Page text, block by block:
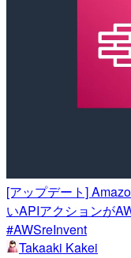
[アップデート]
いAPIアクションが
#AWSreInvent
Takaaki Kakei